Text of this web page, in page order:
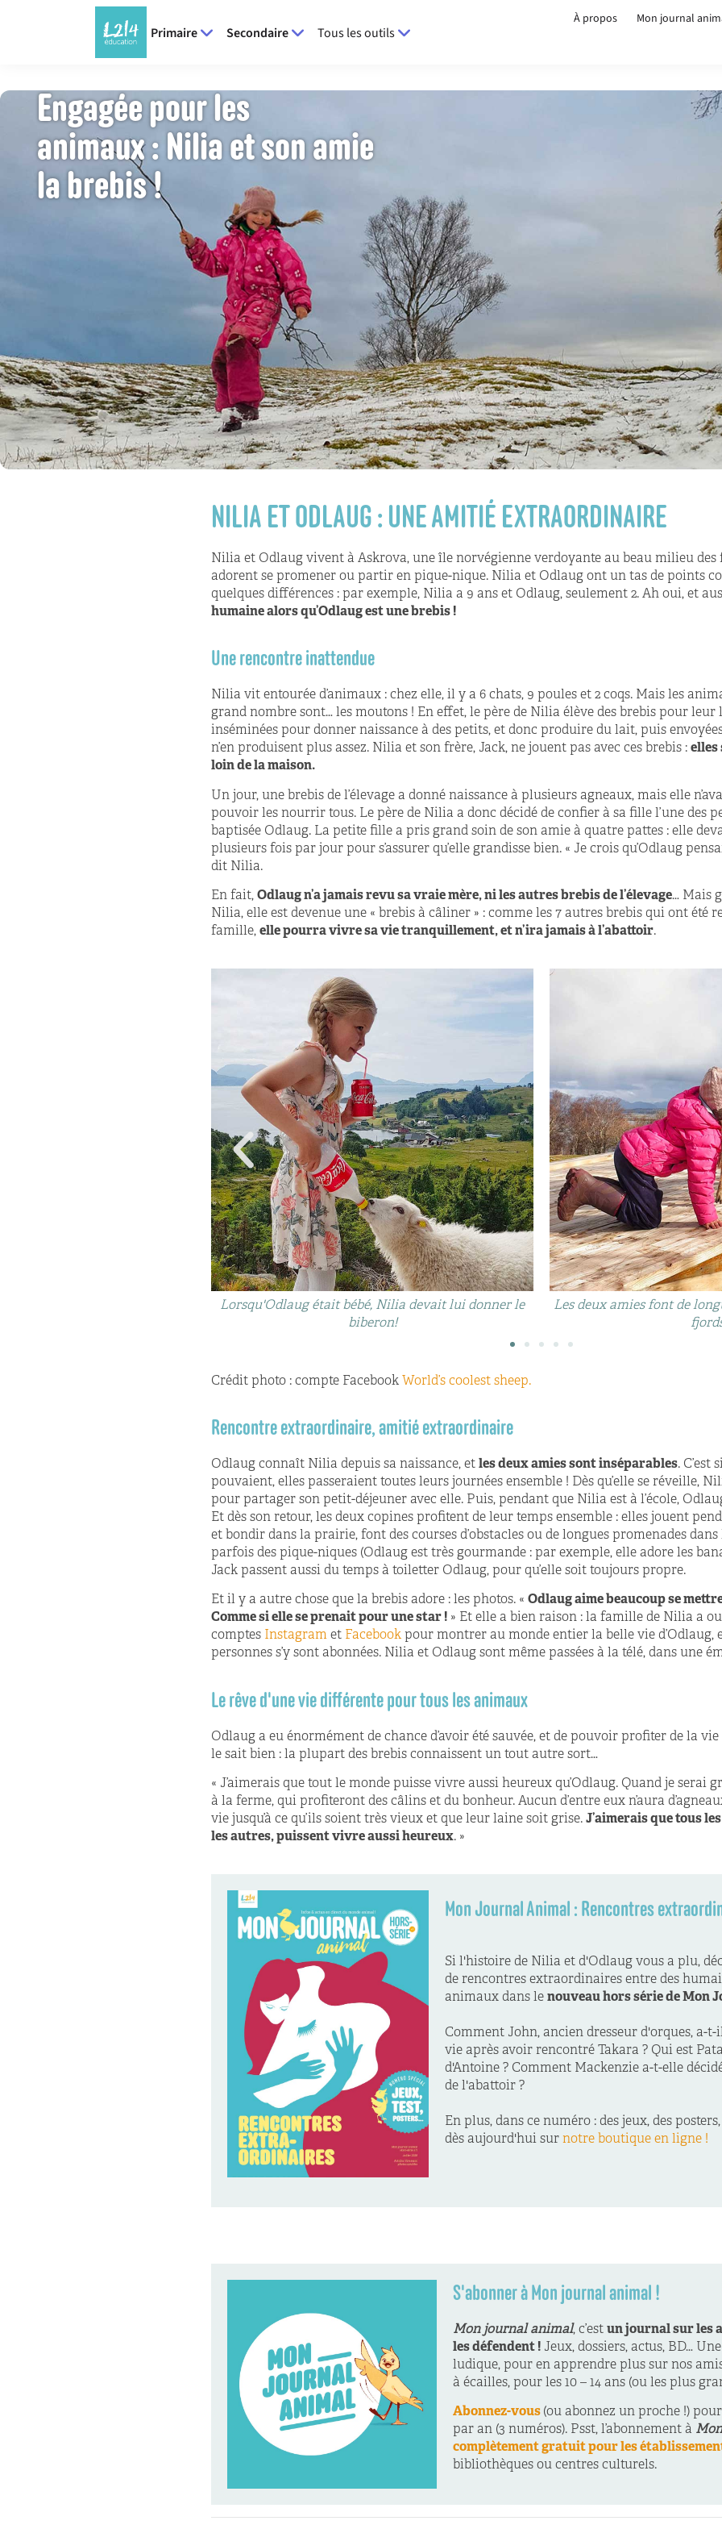
Primaire Secondaire Tous les outils
À propos Mon journal
Engagée pour les
animaux : Nilia et son amie
la brebis !
NILIA ET ODLAUG : UNE AMITIÉ EXTRAORDINAIRE
Nilia et Odlaug vivent à Askrova, une île norvégienne verdoyante au beau milieu des
adorent se promener ou partir en pique-nique. Nilia et Odlaug ont un tas de points
quelques différences : par exemple, Nilia a 9 ans et Odlaug, seulement 2. Ah oui, et
humaine alors qu’Odlaug est une brebis !
Une rencontre inattendue
Nilia vit entourée d’animaux : chez elle, il y a 6 chats, 9 poules et 2 coqs. Mais les
grand nombre sont… les moutons ! En effet, le père de Nilia élève des brebis pour leur
inséminées pour donner naissance à des petits, et donc produire du lait, puis
n’en produisent plus assez. Nilia et son frère, Jack, ne jouent pas avec ces brebis : elles
loin de la maison.
Un jour, une brebis de l’élevage a donné naissance à plusieurs agneaux, mais elle
pouvoir les nourrir tous. Le père de Nilia a donc décidé de confier à sa fille l’une des
baptisée Odlaug. La petite fille a pris grand soin de son amie à quatre pattes : elle
plusieurs fois par jour pour s’assurer qu’elle grandisse bien. « Je crois qu’Odlaug
dit Nilia.
En fait, Odlaug n’a jamais revu sa vraie mère, ni les autres brebis de l’élevage… Mais
Nilia, elle est devenue une « brebis à câliner » : comme les 7 autres brebis qui ont été
famille, elle pourra vivre sa vie tranquillement, et n’ira jamais à l’abattoir.
Lorsqu'Odlaug était bébé, Nilia devait lui donner le
biberon!
Les deux amies font de
Crédit photo : compte Facebook World’s coolest sheep.
Rencontre extraordinaire, amitié extraordinaire
Odlaug connaît Nilia depuis sa naissance, et les deux amies sont inséparables. C’est
pouvaient, elles passeraient toutes leurs journées ensemble ! Dès qu’elle se réveille,
pour partager son petit-déjeuner avec elle. Puis, pendant que Nilia est à l’école,
Et dès son retour, les deux copines profitent de leur temps ensemble : elles jouent
et bondir dans la prairie, font des courses d’obstacles ou de longues promenades
parfois des pique-niques (Odlaug est très gourmande : par exemple, elle adore les
Jack passent aussi du temps à toiletter Odlaug, pour qu’elle soit toujours propre.
Et il y a autre chose que la brebis adore : les photos. « Odlaug aime beaucoup se
Comme si elle se prenait pour une star ! » Et elle a bien raison : la famille de Nilia a
comptes Instagram et Facebook pour montrer au monde entier la belle vie
personnes s’y sont abonnées. Nilia et Odlaug sont même passées à la télé, dans une
Le rêve d'une vie différente pour tous les animaux
Odlaug a eu énormément de chance d’avoir été sauvée, et de pouvoir profiter de la
le sait bien : la plupart des brebis connaissent un tout autre sort…
« J’aimerais que tout le monde puisse vivre aussi heureux qu’Odlaug. Quand je serai
à la ferme, qui profiteront des câlins et du bonheur. Aucun d’entre eux n’aura
vie jusqu’à ce qu’ils soient très vieux et que leur laine soit grise. J’aimerais que tous
les autres, puissent vivre aussi heureux. »
Mon Journal Animal : Rencontres
Si l'histoire de Nilia et d'Odlaug vous a plu,
de rencontres extraordinaires entre des
animaux dans le nouveau hors série de Mon
Comment John, ancien dresseur d'orques, a-t-
vie après avoir rencontré Takara ? Qui est
d'Antoine ? Comment Mackenzie a-t-elle
de l'abattoir ?
En plus, dans ce numéro : des jeux, des
dès aujourd'hui sur notre boutique en ligne !
S'abonner à Mon journal animal !
Mon journal animal, c’est un journal sur les
les défendent ! Jeux, dossiers, actus, BD…
ludique, pour en apprendre plus sur nos
à écailles, pour les 10 – 14 ans (ou les plus
Abonnez-vous (ou abonnez un proche !)
par an (3 numéros). Psst, l’abonnement à
complètement gratuit pour les
bibliothèques ou centres culturels.